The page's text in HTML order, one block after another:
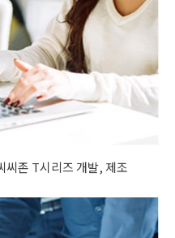
씨존 T시리즈 개발, 제조